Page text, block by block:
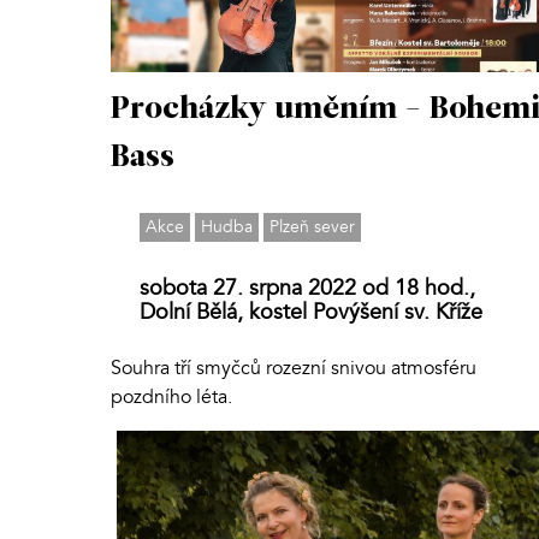
Procházky uměním -
Bass
Akce Hudba Plzeň sever
sobota 27. srpna 2022 od 18 hod.,
Dolní Bělá, kostel Povýšení sv. Kříže
Souhra tří smyčců rozezní snivou atmosféru
pozdního léta.